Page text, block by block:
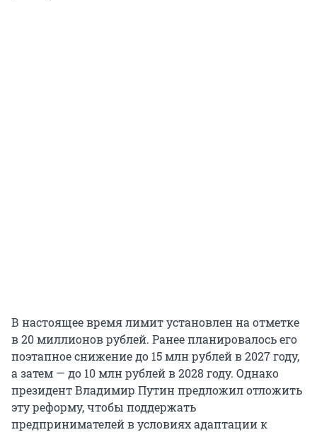
В настоящее время лимит установлен на отметке
в 20 миллионов рублей. Ранее планировалось его
поэтапное снижение до 15 млн рублей в 2027 году,
а затем — до 10 млн рублей в 2028 году. Однако
президент Владимир Путин предложил отложить
эту реформу, чтобы поддержать
предпринимателей в условиях адаптации к